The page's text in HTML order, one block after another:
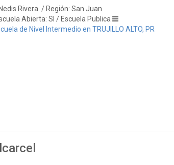
Rivera / Región: San Juan
Abierta: SI / Escuela Publica
de Nivel Intermedio en TRUJILLO ALTO, PR